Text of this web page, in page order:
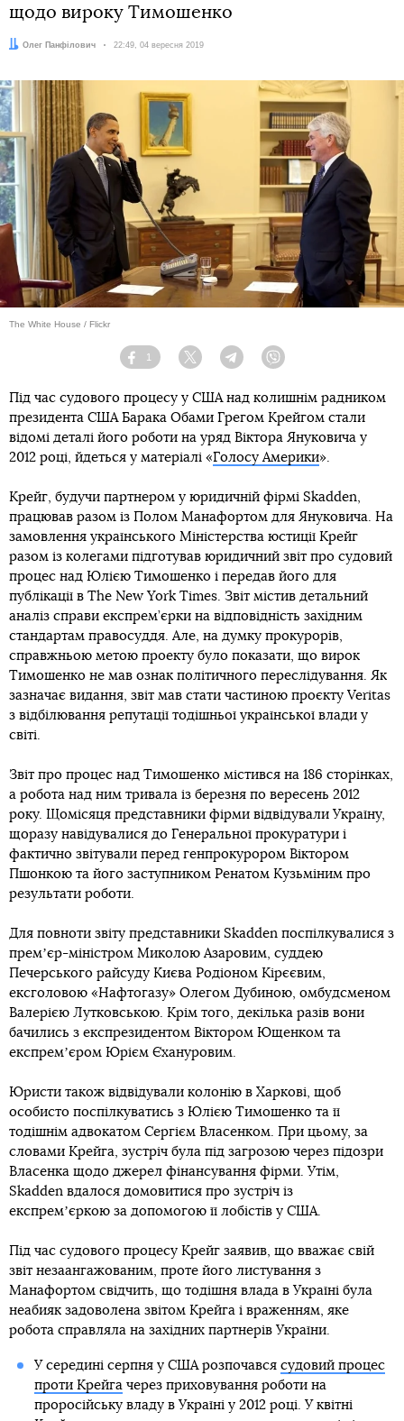
щодо вироку Тимошенко
Автор:
Олег Панфілович Дата:
22:49, 04 вересня 2019
The White House / Flickr
Facebook
1
Twitter TelegramViber
Під час судового процесу у США над колишнім радником
президента США Барака Обами Грегом Крейгом стали
відомі деталі його роботи на уряд Віктора Януковича у
2012 році, йдеться у матеріалі «Голосу Америки».
Крейг, будучи партнером у юридичній фірмі Skadden,
працював разом із Полом Манафортом для Януковича. На
замовлення українського Міністерства юстиції Крейг
разом із колегами підготував юридичний звіт про судовий
процес над Юлією Тимошенко і передав його для
публікації в The New York Times. Звіт містив детальний
аналіз справи експрем’єрки на відповідність західним
стандартам правосуддя. Але, на думку прокурорів,
справжньою метою проекту було показати, що вирок
Тимошенко не мав ознак політичного переслідування. Як
зазначає видання, звіт мав стати частиною проєкту Veritas
з відбілювання репутації тодішньої української влади у
світі.
Звіт про процес над Тимошенко містився на 186 сторінках,
а робота над ним тривала із березня по вересень 2012
року. Щомісяця представники фірми відвідували Україну,
щоразу навідувалися до Генеральної прокуратури і
фактично звітували перед генпрокурором Віктором
Пшонкою та його заступником Ренатом Кузьміним про
результати роботи.
Для повноти звіту представники Skadden поспілкувалися з
премʼєр-міністром Миколою Азаровим, суддею
Печерського райсуду Києва Родіоном Кірєєвим,
ексголовою «Нафтогазу» Олегом Дубиною, омбудсменом
Валерією Лутковською. Крім того, декілька разів вони
бачились з експрезидентом Віктором Ющенком та
експремʼєром Юрієм Єхануровим.
Юристи також відвідували колонію в Харкові, щоб
особисто поспілкуватись з Юлією Тимошенко та її
тодішнім адвокатом Сергієм Власенком. При цьому, за
словами Крейга, зустріч була під загрозою через підозри
Власенка щодо джерел фінансування фірми. Утім,
Skadden вдалося домовитися про зустріч із
експремʼєркою за допомогою її лобістів у США.
Під час судового процесу Крейг заявив, що вважає свій
звіт незаангажованим, проте його листування з
Манафортом свідчить, що тодішня влада в Україні була
неабияк задоволена звітом Крейга і враженням, яке
робота справляла на західних партнерів України.
У середині серпня у США розпочався судовий процес
проти Крейга через приховування роботи на
проросійську владу в Україні у 2012 році. У квітні